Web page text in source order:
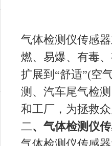
气体检测仪传感
燃、易爆、有毒
扩展到“舒适”(空
测、汽车尾气检
和工厂，为拯救
二、气体检测仪